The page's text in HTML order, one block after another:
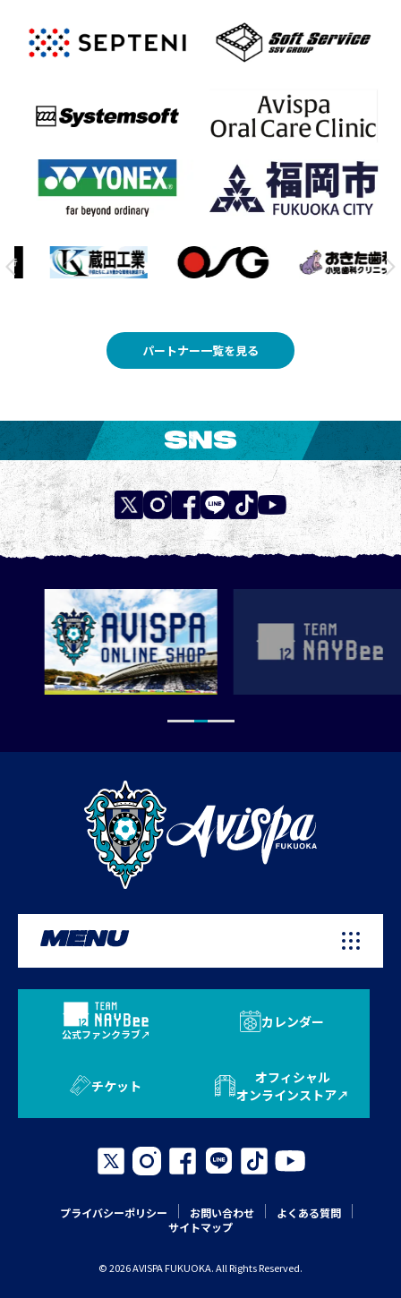
パートナー一覧を見る
SNS
MENU
公式ファンクラブ
カレンダー
チケット
オフィシャル
オンラインストア
プライバシーポリシー お問い合わせ
よくある質問
サイトマップ
© 2026 AVISPA FUKUOKA. All Rights Reserved.